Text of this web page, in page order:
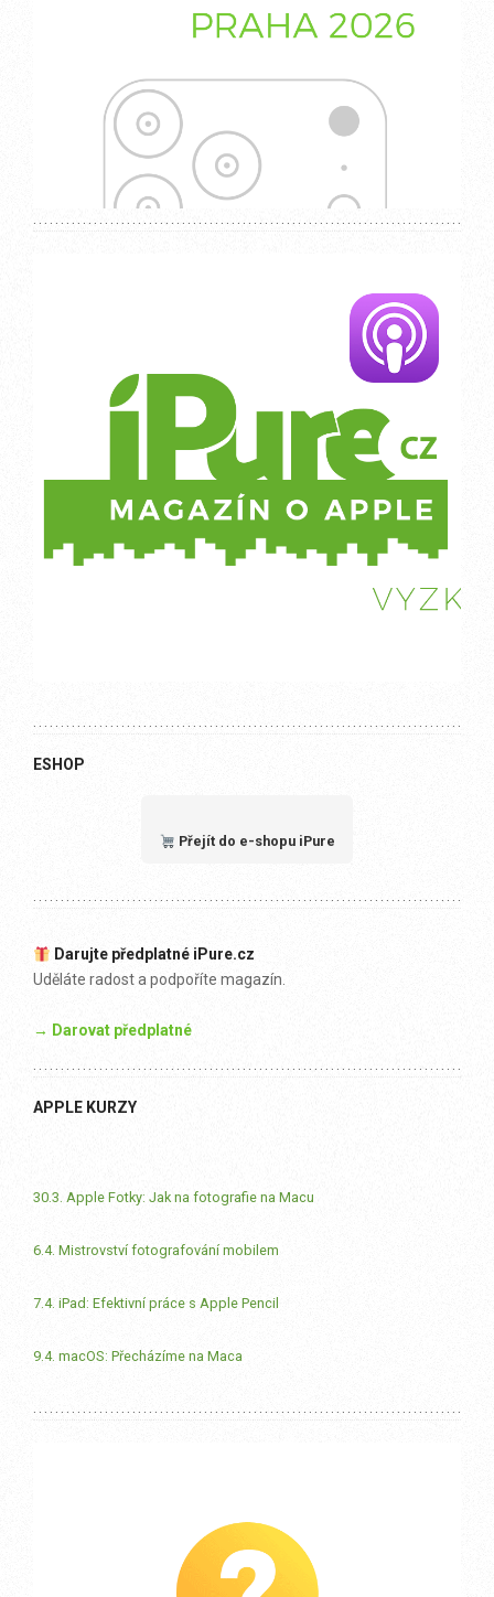
ESHOP
Přejít do e-shopu iPure
Darujte předplatné iPure.cz
Uděláte radost a podpoříte magazín.
→ Darovat předplatné
APPLE KURZY
30.3. Apple Fotky: Jak na fotografie na Macu
6.4. Mistrovství fotografování mobilem
7.4. iPad: Efektivní práce s Apple Pencil
9.4. macOS: Přecházíme na Maca